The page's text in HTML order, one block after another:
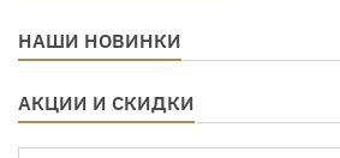
НАШИ НОВИНКИ
АКЦИИ И СКИДКИ